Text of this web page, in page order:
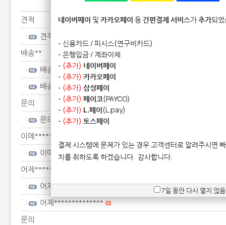
견적
견적
배송**
배송**
배송**
문의
문의
이메************
이메************
어제**************
어제**************
어제**************
문의
네이버페이 및 카카오페이 등간편결제 서비스가추가되
- 신용카드 / 피시스(연구비카드)
- 은행입금 / 계좌이체
- (추가) 네이버페이
- (추가) 카카오페이
- (추가) 삼성페이
- (추가) 페이코(PAYCO)
- (추가) L.페이(L.pay)
- (추가) 토스페이
결제 시스템에 문제가 있는 경우 고객센터로 알려주시면
치를 취하도록 하겠습니다. 감사합니다.
7일 동안 다시 열지 않음